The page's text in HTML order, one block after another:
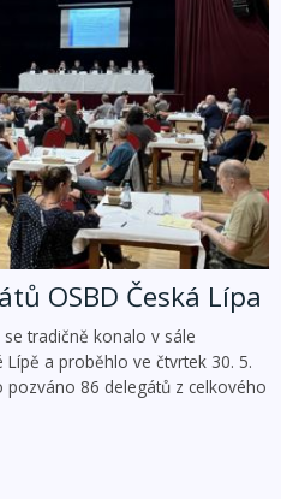
OSBD Česká Lípa
se tradičně konalo v sále
a proběhlo ve čtvrtek 30. 5.
86 delegátů z celkového